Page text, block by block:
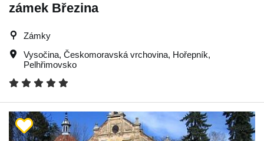
zámek Březina
Zámky
Vysočina, Českomoravská vrchovina, Hořepník,
Pelhřimovsko